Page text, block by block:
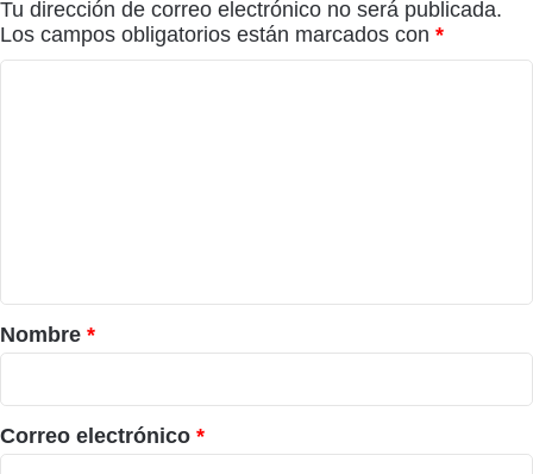
Tu dirección de correo electrónico no será publicada.
Los campos obligatorios están marcados con *
r
i
o
*
Nombre *
Correo electrónico *